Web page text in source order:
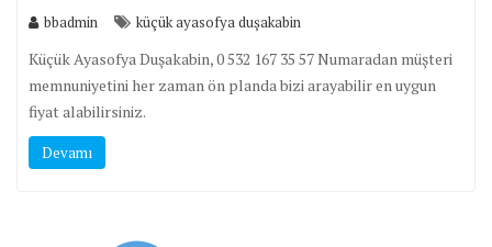
bbadmin küçük ayasofya duşakabin
Küçük Ayasofya Duşakabin, 0 532 167 35 57 Numaradan müşteri
memnuniyetini her zaman ön planda bizi arayabilir en uygun
fiyat alabilirsiniz.
Devamı